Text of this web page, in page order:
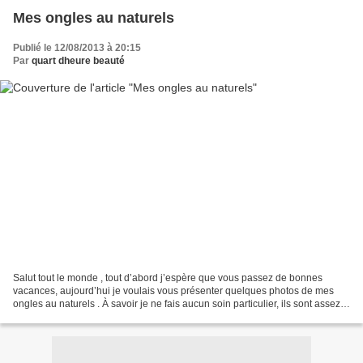
Mes ongles au naturels
Publié le 12/08/2013 à 20:15
Par quart dheure beauté
Salut tout le monde , tout d’abord j’espère que vous passez de bonnes
vacances, aujourd’hui je voulais vous présenter quelques photos de mes
ongles au naturels . À savoir je ne fais aucun soin particulier, ils sont assez